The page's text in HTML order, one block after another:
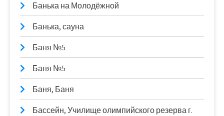
Банька на Молодёжной
Банька, сауна
Баня №5
Баня №5
Баня, Баня
Бассейн, Училище олимпийского резерва г.